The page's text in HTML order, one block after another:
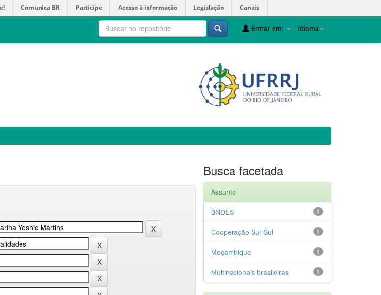
Comunica BR Participe Acesso à informação Legislação Canais
Idioma
Entrar em:
Busca facetada
Assunto
1
BNDES
1
Cooperação Sul-Sul
1
Moçambique
1
Multinacionais brasileiras